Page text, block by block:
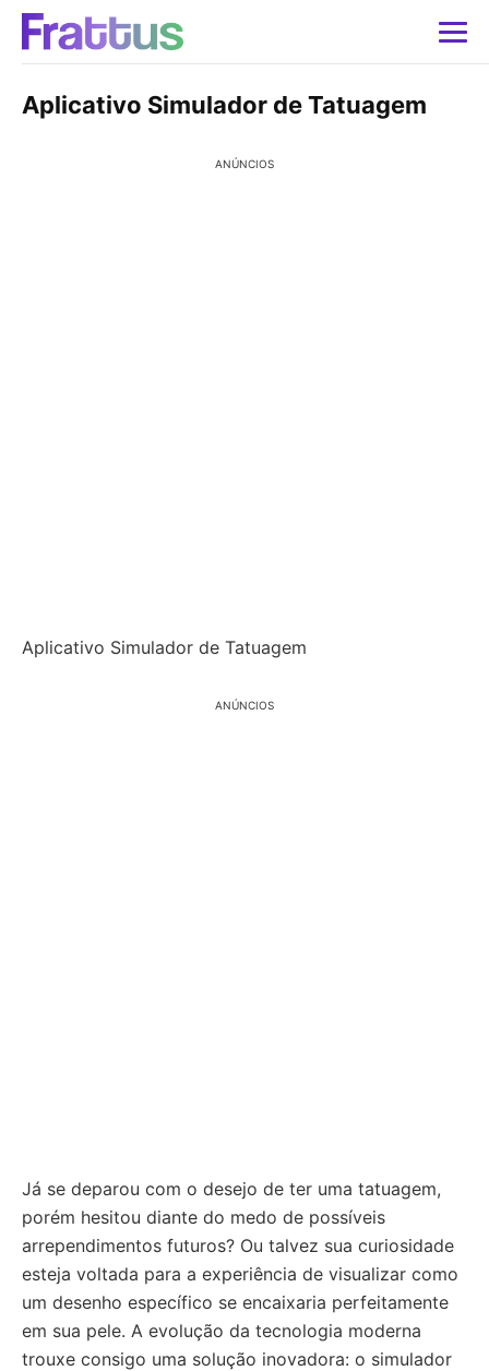
Aplicativo Simulador de Tatuagem
ANÚNCIOS
Aplicativo Simulador de Tatuagem
ANÚNCIOS
Já se deparou com o desejo de ter uma tatuagem,
porém hesitou diante do medo de possíveis
arrependimentos futuros? Ou talvez sua curiosidade
esteja voltada para a experiência de visualizar como
um desenho específico se encaixaria perfeitamente
em sua pele. A evolução da tecnologia moderna
trouxe consigo uma solução inovadora: o simulador